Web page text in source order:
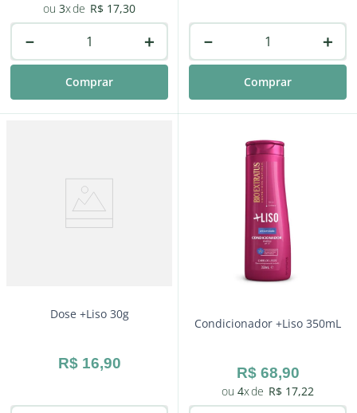
3 R$ 17,30
＋
－
Comprar
＋
－
Comprar
Dose +Liso 30g
R$ 16,90
Condicionador +Liso 350mL
R$ 68,90
4 R$ 17,22